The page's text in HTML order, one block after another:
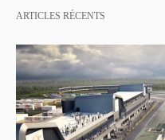
ARTICLES RÉCENTS